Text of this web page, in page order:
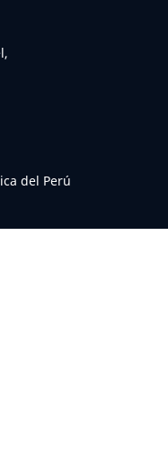
del Perú